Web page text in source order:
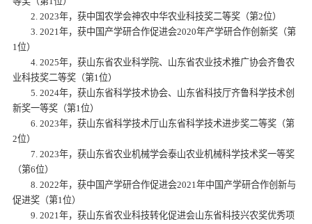
2. 2023年，获中国农学会神农中华农业科技奖二等奖（第2位）
3. 2021年，获中国产学研合作促进会2020年产学研合作创新奖（第
1位）
4. 2025年，获山东省农业科学院、山东省农业技术推广协会齐鲁农
业科技奖二等奖（第1位）
5. 2024年，获山东省科学技术协会、山东省科技厅齐鲁科学技术创
新奖一等奖（第1位）
6. 2023年，获山东省科学技术厅山东省科学技术进步奖二等奖（第
2位）
7. 2023年，获山东省农业机械学会泰山农业机械科学技术奖一等奖
（第6位）
8. 2022年，获中国产学研合作促进会2021年中国产学研合作创新与
促进奖（第1位）
9. 2021年，获山东省农业科技转化促进会山东省科技兴农奖优秀项